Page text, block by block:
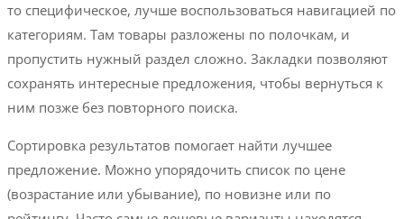
то специфическое, лучше воспользоваться навигацией по
категориям. Там товары разложены по полочкам, и
пропустить нужный раздел сложно. Закладки позволяют
сохранять интересные предложения, чтобы вернуться к
ним позже без повторного поиска.
Сортировка результатов помогает найти лучшее
предложение. Можно упорядочить список по цене
(возрастание или убывание), по новизне или по